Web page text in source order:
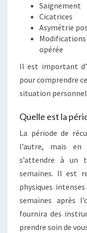
Saignement
Cicatrices
Asymétrie
opérée
Il est important
pour comprendre
situation
Quelle est la
La période de
l’autre, mais
s’attendre à un
semaines. Il est
physiques
semaines après
fournira des
prendre soin de